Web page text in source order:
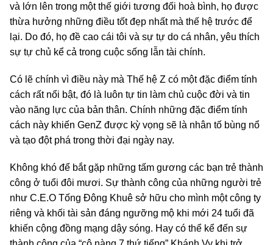
và lớn lên trong một thế giới tương đối hoà bình, họ được
thừa hưởng những điều tốt đẹp nhất mà thế hệ trước để
lại. Do đó, họ đề cao cái tôi và sự tự do cá nhân, yêu thích
sự tự chủ kể cả trong cuộc sống lẫn tài chính.
Có lẽ chính vì điều này mà Thế hệ Z có một đặc điểm tính
cách rất nổi bật, đó là luôn tự tin làm chủ cuộc đời và tin
vào năng lực của bản thân. Chính những đặc điểm tính
cách này khiến GenZ được kỳ vọng sẽ là nhân tố bùng nổ
và tạo đột phá trong thời đại ngày nay.
Không khó để bắt gặp những tấm gương các bạn trẻ thành
công ở tuổi đôi mươi. Sự thành công của những người trẻ
như C.E.O Tống Đông Khuê sở hữu cho mình một công ty
riêng và khối tài sản đáng ngưỡng mộ khi mới 24 tuổi đã
khiến cộng đồng mạng dậy sóng. Hay có thể kể đến sự